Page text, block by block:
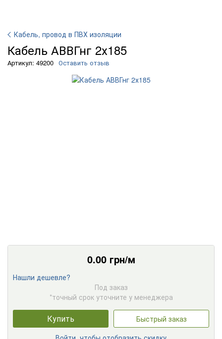
Кабель, провод в ПВХ изоляции
Кабель АВВГнг 2х185
Артикул: 49200 Оставить отзыв
0.00грн/м
Нашли дешевле?
Под заказ
*точный срок уточните у менеджера
Купить
Быстрый заказ